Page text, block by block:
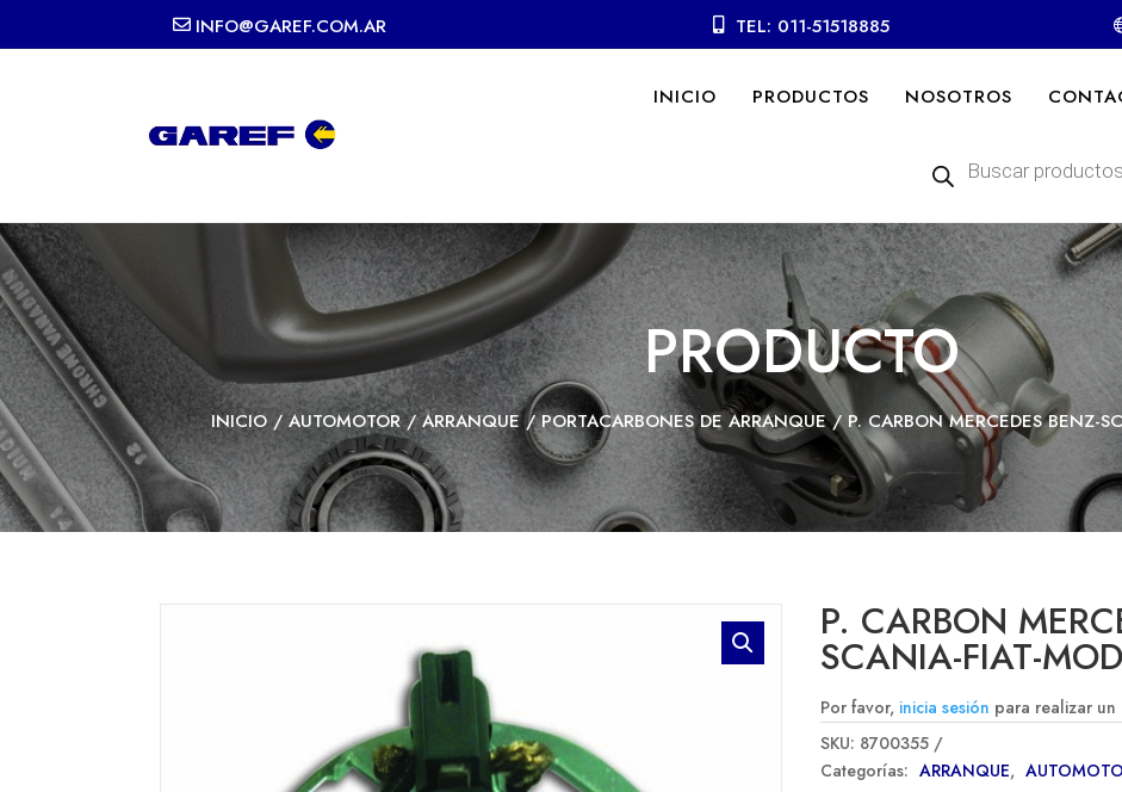
INFO@GAREF.COM.AR TEL: 011-51518885
INICIO PRODUCTOS NOSOTROS
productos
PRODUCTO
INICIO / AUTOMOTOR/ARRANQUE/PORTACARBONES DE ARRANQUE/ P. CARBON MERCEDES BENZ-
P. CARBON
SCANIA-FIAT-
Por favor, inicia sesión para realizar
SKU: 8700355
Categorías: ARRANQUE,